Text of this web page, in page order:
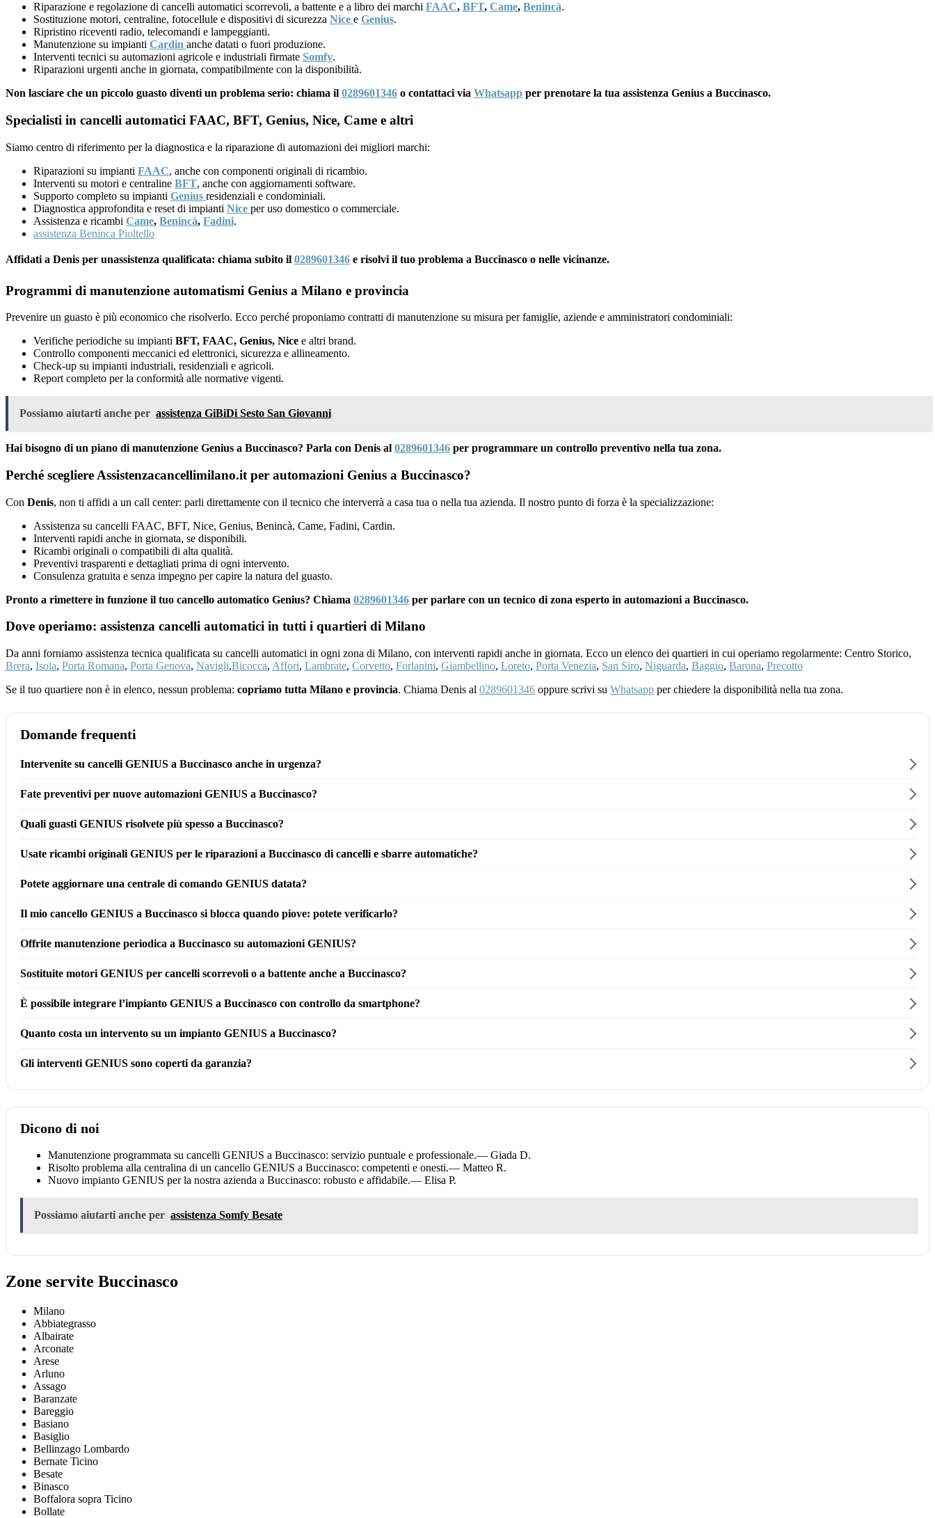
Riparazione e regolazione di cancelli automatici scorrevoli, a battente e a libro dei marchi FAAC, BFT, Came, Benincà.
Sostituzione motori, centraline, fotocellule e dispositivi di sicurezza Nice e Genius.
Ripristino riceventi radio, telecomandi e lampeggianti.
Manutenzione su impianti Cardin anche datati o fuori produzione.
Interventi tecnici su automazioni agricole e industriali firmate Somfy.
Riparazioni urgenti anche in giornata, compatibilmente con la disponibilità.
Non lasciare che un piccolo guasto diventi un problema serio: chiama il 0289601346 o contattaci via Whatsapp per prenotare la tua assistenza Genius a Buccinasco.
Specialisti in cancelli automatici FAAC, BFT, Genius, Nice, Came e altri
Siamo centro di riferimento per la diagnostica e la riparazione di automazioni dei migliori marchi:
Riparazioni su impianti FAAC, anche con componenti originali di ricambio.
Interventi su motori e centraline BFT, anche con aggiornamenti software.
Supporto completo su impianti Genius residenziali e condominiali.
Diagnostica approfondita e reset di impianti Nice per uso domestico o commerciale.
Assistenza e ricambi Came, Benincà, Fadini.
assistenza Beninca Pioltello
Affidati a Denis per unassistenza qualificata: chiama subito il 0289601346 e risolvi il tuo problema a Buccinasco o nelle vicinanze.
Programmi di manutenzione automatismi Genius a Milano e provincia
Prevenire un guasto è più economico che risolverlo. Ecco perché proponiamo contratti di manutenzione su misura per famiglie, aziende e amministratori condominiali:
Verifiche periodiche su impianti BFT, FAAC, Genius, Nice e altri brand.
Controllo componenti meccanici ed elettronici, sicurezza e allineamento.
Check-up su impianti industriali, residenziali e agricoli.
Report completo per la conformità alle normative vigenti.
Possiamo aiutarti anche per assistenza GiBiDi Sesto San Giovanni
Hai bisogno di un piano di manutenzione Genius a Buccinasco? Parla con Denis al 0289601346 per programmare un controllo preventivo nella tua zona.
Perché scegliere Assistenzacancellimilano.it per automazioni Genius a Buccinasco?
Con Denis, non ti affidi a un call center: parli direttamente con il tecnico che interverrà a casa tua o nella tua azienda. Il nostro punto di forza è la specializzazione:
Assistenza su cancelli FAAC, BFT, Nice, Genius, Benincà, Came, Fadini, Cardin.
Interventi rapidi anche in giornata, se disponibili.
Ricambi originali o compatibili di alta qualità.
Preventivi trasparenti e dettagliati prima di ogni intervento.
Consulenza gratuita e senza impegno per capire la natura del guasto.
Pronto a rimettere in funzione il tuo cancello automatico Genius? Chiama 0289601346 per parlare con un tecnico di zona esperto in automazioni a Buccinasco.
Dove operiamo: assistenza cancelli automatici in tutti i quartieri di Milano
Da anni forniamo assistenza tecnica qualificata su cancelli automatici in ogni zona di Milano, con interventi rapidi anche in giornata. Ecco un elenco dei quartieri in cui operiamo regolarmente: Centro Storico,
Brera, Isola, Porta Romana, Porta Genova, Navigli,Bicocca, Affori, Lambrate, Corvetto, Forlanini, Giambellino, Loreto, Porta Venezia, San Siro, Niguarda, Baggio, Barona, Precotto
Se il tuo quartiere non è in elenco, nessun problema: copriamo tutta Milano e provincia. Chiama Denis al 0289601346 oppure scrivi su Whatsapp per chiedere la disponibilità nella tua zona.
Domande frequenti
Intervenite su cancelli GENIUS a Buccinasco anche in urgenza?
Fate preventivi per nuove automazioni GENIUS a Buccinasco?
Quali guasti GENIUS risolvete più spesso a Buccinasco?
Usate ricambi originali GENIUS per le riparazioni a Buccinasco di cancelli e sbarre automatiche?
Potete aggiornare una centrale di comando GENIUS datata?
Il mio cancello GENIUS a Buccinasco si blocca quando piove: potete verificarlo?
Offrite manutenzione periodica a Buccinasco su automazioni GENIUS?
Sostituite motori GENIUS per cancelli scorrevoli o a battente anche a Buccinasco?
È possibile integrare l’impianto GENIUS a Buccinasco con controllo da smartphone?
Quanto costa un intervento su un impianto GENIUS a Buccinasco?
Gli interventi GENIUS sono coperti da garanzia?
Dicono di noi
Manutenzione programmata su cancelli GENIUS a Buccinasco: servizio puntuale e professionale.— Giada D.
Risolto problema alla centralina di un cancello GENIUS a Buccinasco: competenti e onesti.— Matteo R.
Nuovo impianto GENIUS per la nostra azienda a Buccinasco: robusto e affidabile.— Elisa P.
Possiamo aiutarti anche per assistenza Somfy Besate
Zone servite Buccinasco
Milano
Abbiategrasso
Albairate
Arconate
Arese
Arluno
Assago
Baranzate
Bareggio
Basiano
Basiglio
Bellinzago Lombardo
Bernate Ticino
Besate
Binasco
Boffalora sopra Ticino
Bollate